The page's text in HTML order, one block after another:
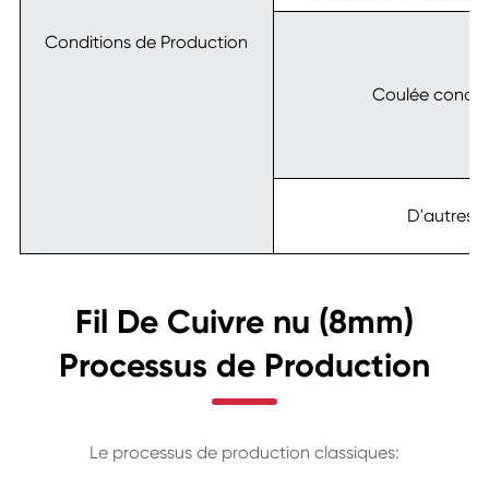
Conditions de Production
Coulée
D'autres
Fil De Cuivre nu (8mm)
Processus de Production
Le processus de production classiques: